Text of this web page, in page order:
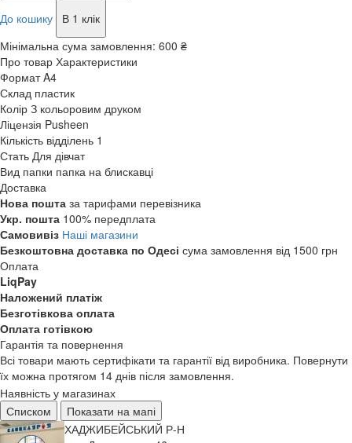
До кошику
В 1 клік
Мінімальна сума замовлення: 600 ₴
Про товар Характеристики
Формат A4
Склад пластик
Колір З кольоровим друком
Ліцензія Pusheen
Кількість відділень 1
Стать Для дівчат
Вид папки папка на блискавці
Доставка
Нова пошта за тарифами перевізника
Укр. пошта 100% передплата
Самовивіз Наші магазини
Безкоштовна доставка по Одесі сума замовлення від 1500 грн
Оплата
LiqPay
Наложений платіж
Безготівкова оплата
Оплата готівкою
Гарантія та повернення
Всі товари мають сертифікати та гарантії від виробника. Повернути
їх можна протягом 14 днів після замовлення.
Наявність у магазинах
Списком
Показати на мапі
ХАДЖИБЕЙСЬКИЙ Р-Н